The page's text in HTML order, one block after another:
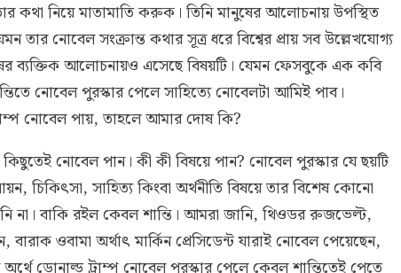
কথা নিয়ে মাতামাতি করুক। তিনি মানুষের আলোচনায় উপস্থিত
তার নোবেল সংক্রান্ত কথার সূত্র ধরে বিশ্বের প্রায় সব উল্লেখযোগ্য
ব্যক্তিক আলোচনায়ও এসেছে বিষয়টি। যেমন ফেসবুকে এক কবি
নোবেল পুরস্কার পেলে সাহিত্যে নোবেলটা আমিই পাব।
নোবেল পায়, তাহলে আমার দোষ কি?
নোবেল পান। কী কী বিষয়ে পান? নোবেল পুরস্কার যে ছয়টি
চিকিৎসা, সাহিত্য কিংবা অর্থনীতি বিষয়ে তার বিশেষ কোনো
না। বাকি রইল কেবল শান্তি। আমরা জানি, থিওডর রুজভেল্ট,
ওবামা অর্থাৎ মার্কিন প্রেসিডেন্ট যারাই নোবেল পেয়েছেন,